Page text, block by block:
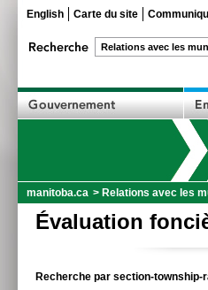
English Carte du site
manitoba.ca > Relations avec les
Évaluation
Recherche par section-township-